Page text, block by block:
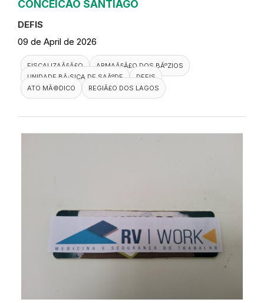
CONCEICAO SANTIAGO
DEFIS
09 de April de 2026
FISCALIZAÃ§Ã£O
ARMAÃ§Ã£O DOS BÃºZIOS
UNIDADE BÃ¡SICA DE SAÃºDE
DEFIS
ATO MÃ©DICO
REGIÃ£O DOS LAGOS